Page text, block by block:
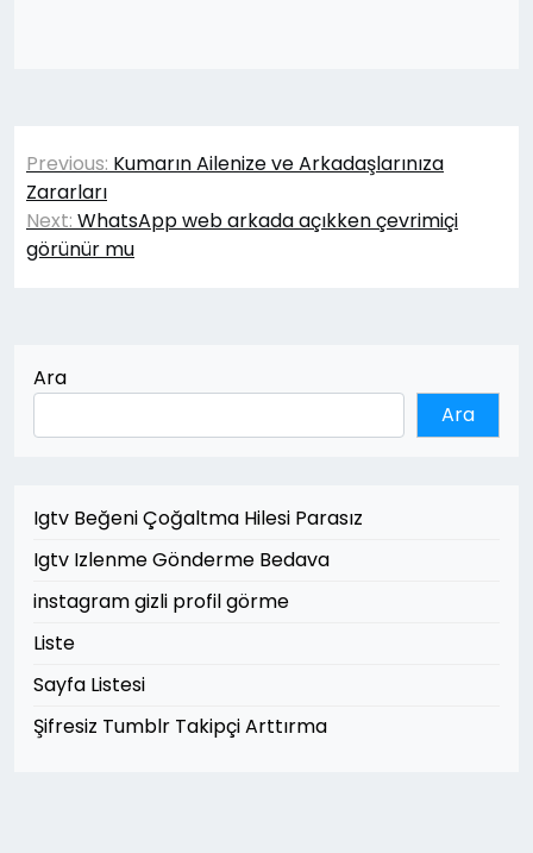
Yazı
gezinmesi
Previous: Kumarın Ailenize ve Arkadaşlarınıza
Zararları
Next: WhatsApp web arkada açıkken çevrimiçi
görünür mu
Ara
Ara
Igtv Beğeni Çoğaltma Hilesi Parasız
Igtv Izlenme Gönderme Bedava
instagram gizli profil görme
Liste
Sayfa Listesi
Şifresiz Tumblr Takipçi Arttırma